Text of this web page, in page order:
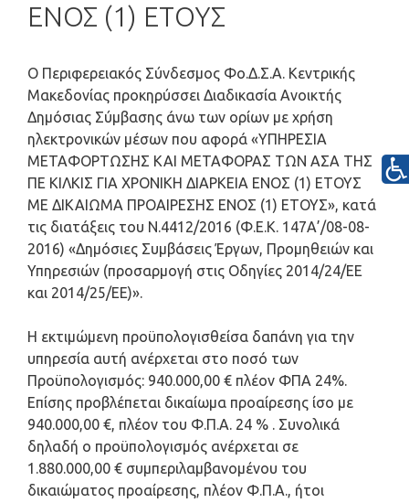
ΕΝΟΣ (1) ΕΤΟΥΣ
Ο Περιφερειακός Σύνδεσμος Φο.Δ.Σ.Α. Κεντρικής
Μακεδονίας προκηρύσσει Διαδικασία Ανοικτής
Δημόσιας Σύμβασης άνω των ορίων με χρήση
ηλεκτρονικών μέσων που αφορά «YΠΗΡΕΣΙΑ
ΜΕΤΑΦΟΡΤΩΣΗΣ ΚΑΙ ΜΕΤΑΦΟΡΑΣ ΤΩΝ ΑΣΑ ΤΗΣ
ΠΕ ΚΙΛΚΙΣ ΓΙΑ ΧΡΟΝΙΚΗ ΔΙΑΡΚΕΙΑ ΕΝΟΣ (1) ΕΤΟΥΣ
ΜΕ ΔΙΚΑΙΩΜΑ ΠΡΟΑΙΡΕΣΗΣ ΕΝΟΣ (1) ΕΤΟΥΣ», κατά
τις διατάξεις του Ν.4412/2016 (Φ.Ε.Κ. 147Α’/08-08-
2016) «Δημόσιες Συμβάσεις Έργων, Προμηθειών και
Υπηρεσιών (προσαρμογή στις Οδηγίες 2014/24/ΕΕ
και 2014/25/ΕΕ)».
Η εκτιμώμενη προϋπολογισθείσα δαπάνη για την
υπηρεσία αυτή ανέρχεται στο ποσό των
Προϋπολογισμός: 940.000,00 € πλέον ΦΠΑ 24%.
Επίσης προβλέπεται δικαίωμα προαίρεσης ίσο με
940.000,00 €, πλέον του Φ.Π.Α. 24 % . Συνολικά
δηλαδή ο προϋπολογισμός ανέρχεται σε
1.880.000,00 € συμπεριλαμβανομένου του
δικαιώματος προαίρεσης, πλέον Φ.Π.Α., ήτοι